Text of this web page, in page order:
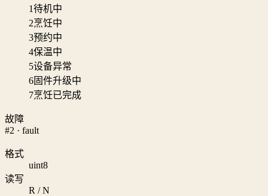
1待机中
2烹饪中
3预约中
4保温中
5设备异常
6固件升级中
7烹饪已完成
故障
#2 · fault
格式
uint8
读写
R / N